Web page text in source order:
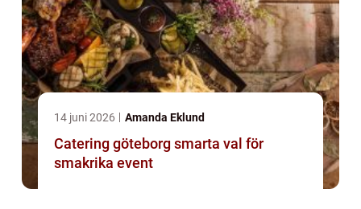
14 juni 2026 Amanda Eklund
Catering göteborg smarta val för
smakrika event